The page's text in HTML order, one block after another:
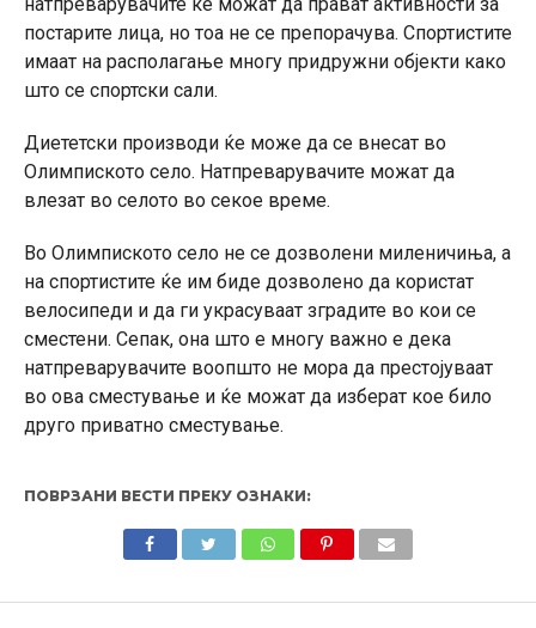
постарите лица, но тоа не се препорачува. Спортистите
имаат на располагање многу придружни објекти како
што се спортски сали.
Диететски производи ќе може да се внесат во
Олимпиското село. Натпреварувачите можат да
влезат во селото во секое време.
Во Олимпиското село не се дозволени миленичиња, а
на спортистите ќе им биде дозволено да користат
велосипеди и да ги украсуваат зградите во кои се
сместени. Сепак, она што е многу важно е дека
натпреварувачите воопшто не мора да престојуваат
во ова сместување и ќе можат да изберат кое било
друго приватно сместување.
ПОВРЗАНИ ВЕСТИ ПРЕКУ ОЗНАКИ: